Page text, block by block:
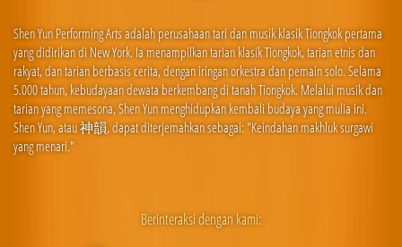
Shen Yun Performing Arts adalah perusahaan tari dan musik klasik Tiongkok pertama
yang didirikan di New York. Ia menampilkan tarian klasik Tiongkok, tarian etnis dan
rakyat, dan tarian berbasis cerita, dengan iringan orkestra dan pemain solo. Selama
5.000 tahun, kebudayaan dewata berkembang di tanah Tiongkok. Melalui musik dan
tarian yang memesona, Shen Yun menghidupkan kembali budaya yang mulia ini.
Shen Yun, atau 神韻, dapat diterjemahkan sebagai: "Keindahan makhluk surgawi
yang menari."
Berinteraksi dengan kami: